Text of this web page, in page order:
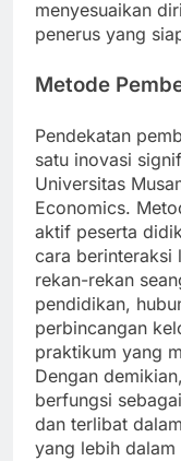
menyesuaikan
penerus yang
Metode
Pendekatan
satu inovasi
Universitas
Economics.
aktif peserta
cara berinteraksi
rekan-rekan
pendidikan,
perbincangan
praktikum yang
Dengan
berfungsi
dan terlibat
yang lebih dalam